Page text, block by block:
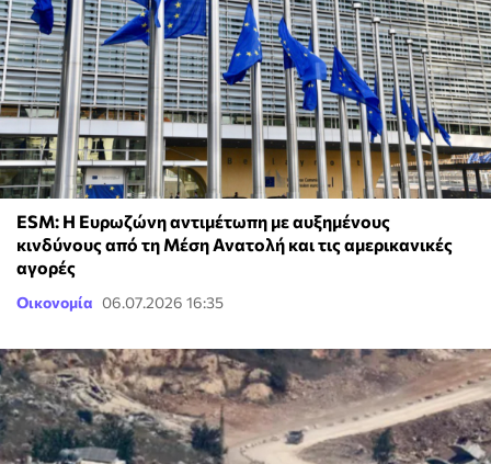
ESM: Η Ευρωζώνη αντιμέτωπη με αυξημένους
κινδύνους από τη Μέση Ανατολή και τις αμερικανικές
αγορές
Οικονομία 06.07.2026 16:35